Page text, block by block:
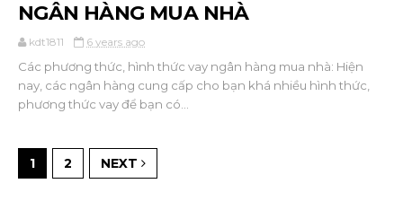
NGÂN HÀNG MUA NHÀ
kdt1811 6 years ago
Các phương thức, hình thức vay ngân hàng mua nhà: Hiện
nay, các ngân hàng cung cấp cho bạn khá nhiều hình thức,
phương thức vay để bạn có...
1 2 NEXT